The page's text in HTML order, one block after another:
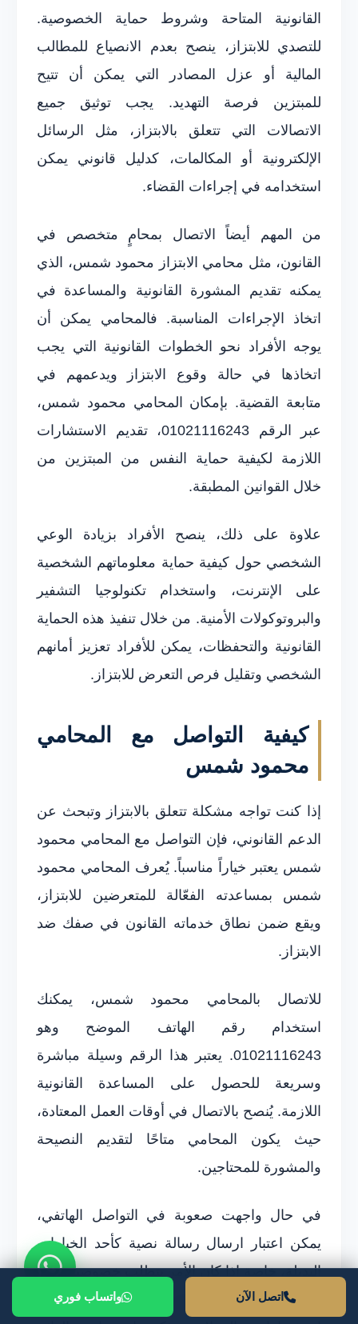
القانونية المتاحة وشروط حماية الخصوصية.
للتصدي للابتزاز، ينصح بعدم الانصياع للمطالب
المالية أو عزل المصادر التي يمكن أن تتيح
للمبتزين فرصة التهديد. يجب توثيق جميع
الاتصالات التي تتعلق بالابتزاز، مثل الرسائل
الإلكترونية أو المكالمات، كدليل قانوني يمكن
استخدامه في إجراءات القضاء.
من المهم أيضاً الاتصال بمحامٍ متخصص في
القانون، مثل محامي الابتزاز محمود شمس، الذي
يمكنه تقديم المشورة القانونية والمساعدة في
اتخاذ الإجراءات المناسبة. فالمحامي يمكن أن
يوجه الأفراد نحو الخطوات القانونية التي يجب
اتخاذها في حالة وقوع الابتزاز ويدعمهم في
متابعة القضية. بإمكان المحامي محمود شمس،
عبر الرقم 01021116243، تقديم الاستشارات
اللازمة لكيفية حماية النفس من المبتزين من
خلال القوانين المطبقة.
علاوة على ذلك، ينصح الأفراد بزيادة الوعي
الشخصي حول كيفية حماية معلوماتهم الشخصية
على الإنترنت، واستخدام تكنولوجيا التشفير
والبروتوكولات الأمنية. من خلال تنفيذ هذه الحماية
القانونية والتحفظات، يمكن للأفراد تعزيز أمانهم
الشخصي وتقليل فرص التعرض للابتزاز.
كيفية التواصل مع المحامي
محمود شمس
إذا كنت تواجه مشكلة تتعلق بالابتزاز وتبحث عن
الدعم القانوني، فإن التواصل مع المحامي محمود
شمس يعتبر خياراً مناسباً. يُعرف المحامي محمود
شمس بمساعدته الفعّالة للمتعرضين للابتزاز،
ويقع ضمن نطاق خدماته القانون في صفك ضد
الابتزاز.
للاتصال بالمحامي محمود شمس، يمكنك
استخدام رقم الهاتف الموضح وهو
01021116243. يعتبر هذا الرقم وسيلة مباشرة
وسريعة للحصول على المساعدة القانونية
اللازمة. يُنصح بالاتصال في أوقات العمل المعتادة،
حيث يكون المحامي متاحًا لتقديم النصيحة
والمشورة للمحتاجين.
في حال واجهت صعوبة في التواصل الهاتفي،
يمكن اعتبار ارسال رسالة نصية كأحد الخيارات
البديلة، خاصة إذا كان الأمر يتطلب خصوصية أكثر.
المحامي محمود شمس ملتزم بالرد على
اتصل الآن واتساب فوري